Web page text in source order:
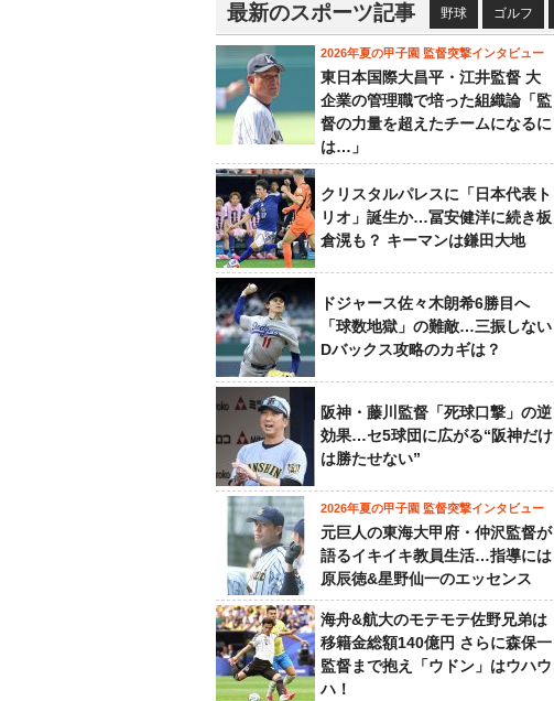
最新のスポーツ記事 野球 ゴルフ
2026年夏の甲子園 監督突撃インタビュー
東日本国際大昌平・江井監督 大
企業の管理職で培った組織論「監
督の力量を超えたチームになるに
は…」
クリスタルパレスに「日本代表ト
リオ」誕生か…冨安健洋に続き板
倉滉も？ キーマンは鎌田大地
ドジャース佐々木朗希6勝目へ
「球数地獄」の難敵…三振しない
Dバックス攻略のカギは？
阪神・藤川監督「死球口撃」の逆
効果…セ5球団に広がる“阪神だけ
は勝たせない”
2026年夏の甲子園 監督突撃インタビュー
元巨人の東海大甲府・仲沢監督が
語るイキイキ教員生活…指導には
原辰徳&星野仙一のエッセンス
海舟&航大のモテモテ佐野兄弟は
移籍金総額140億円 さらに森保一
監督まで抱え「ウドン」はウハウ
ハ！